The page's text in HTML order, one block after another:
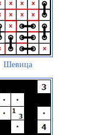
Шевица